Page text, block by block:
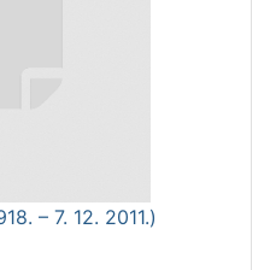
– 7. 12. 2011.)